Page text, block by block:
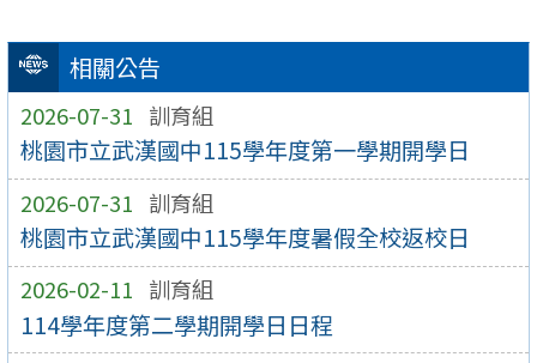
相關公告
2026-07-31 訓育組
桃園市立武漢國中115學年度第一學期開學日
2026-07-31 訓育組
桃園市立武漢國中115學年度暑假全校返校日
2026-02-11 訓育組
114學年度第二學期開學日日程